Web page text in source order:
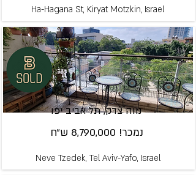
Ha-Hagana St, Kiryat Motzkin, Israel
נווה צדק, תל אביב יפו
נמכר! 8,790,000 ש"ח
Neve Tzedek, Tel Aviv-Yafo, Israel